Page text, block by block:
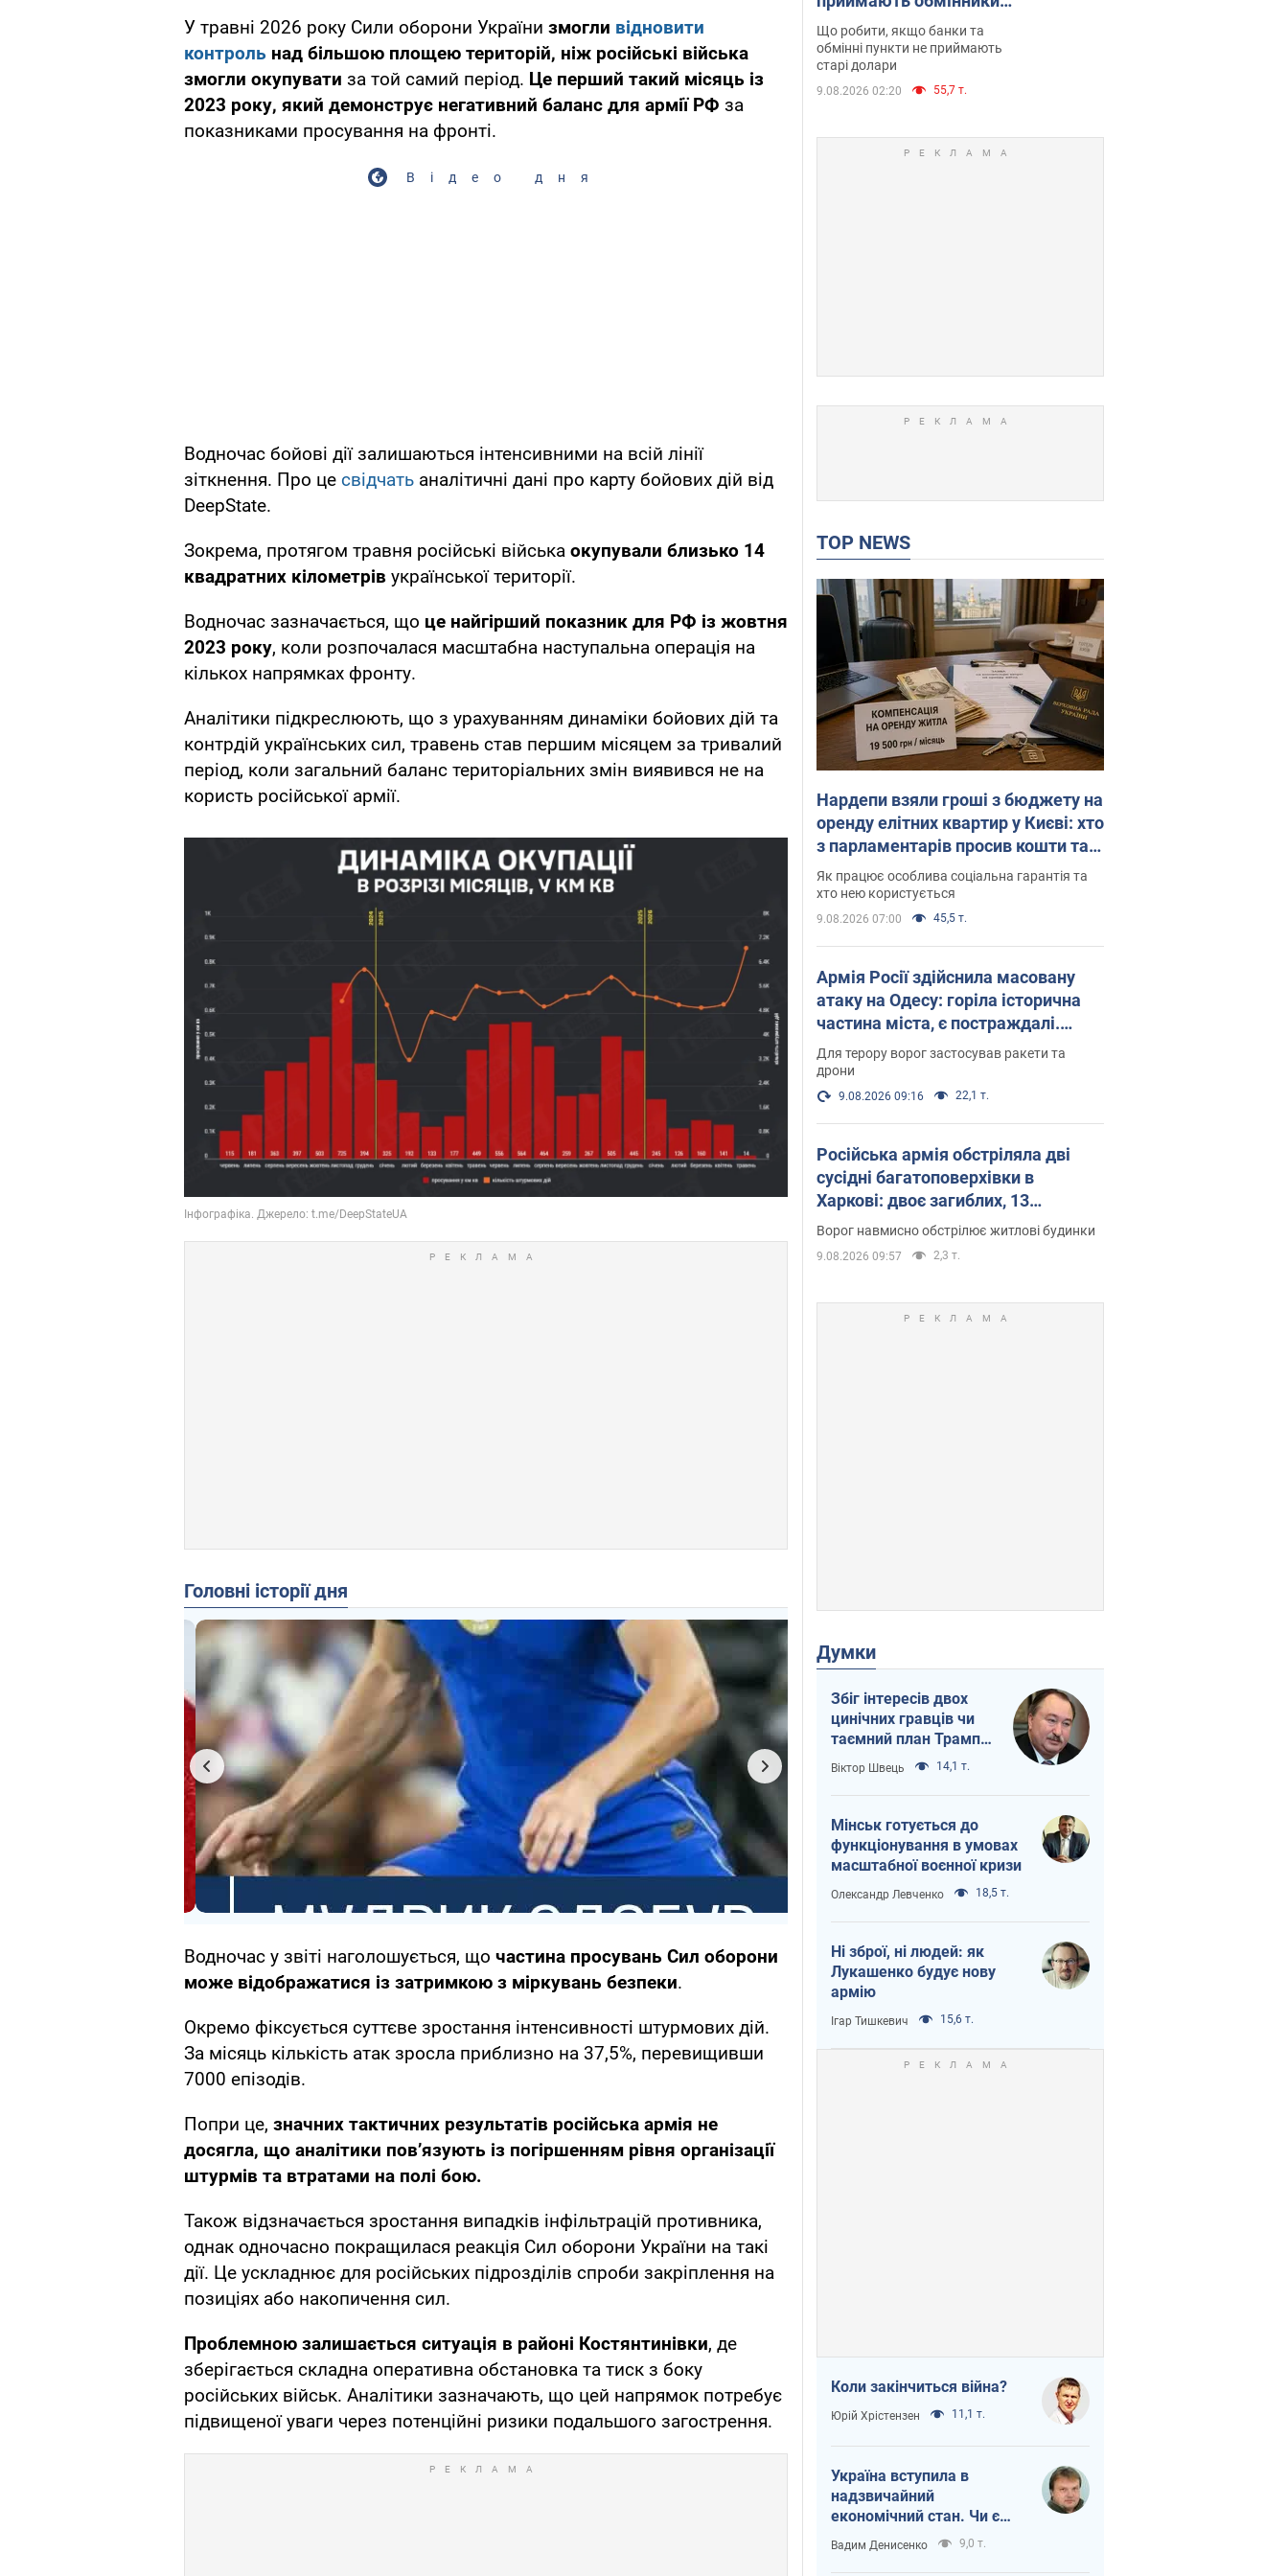
У травні 2026 року Сили оборони України змогли відновити
контроль над більшою площею територій, ніж російські війська
змогли окупувати за той самий період. Це перший такий місяць із
2023 року, який демонструє негативний баланс для армії РФ за
показниками просування на фронті.
Відео дня
Водночас бойові дії залишаються інтенсивними на всій лінії
зіткнення. Про це свідчать аналітичні дані про карту бойових дій від
DeepState.
Зокрема, протягом травня російські війська окупували близько 14
квадратних кілометрів української території.
Водночас зазначається, що це найгірший показник для РФ із жовтня
2023 року, коли розпочалася масштабна наступальна операція на
кількох напрямках фронту.
Аналітики підкреслюють, що з урахуванням динаміки бойових дій та
контрдій українських сил, травень став першим місяцем за тривалий
період, коли загальний баланс територіальних змін виявився не на
користь російської армії.
Головні історії дня
Водночас у звіті наголошується, що частина просувань Сил оборони
може відображатися із затримкою з міркувань безпеки.
Окремо фіксується суттєве зростання інтенсивності штурмових дій.
За місяць кількість атак зросла приблизно на 37,5%, перевищивши
7000 епізодів.
Попри це, значних тактичних результатів російська армія не
досягла, що аналітики пов’язують із погіршенням рівня організації
штурмів та втратами на полі бою.
Також відзначається зростання випадків інфільтрацій противника,
однак одночасно покращилася реакція Сил оборони України на такі
дії. Це ускладнює для російських підрозділів спроби закріплення на
позиціях або накопичення сил.
Проблемною залишається ситуація в районі Костянтинівки, де
зберігається складна оперативна обстановка та тиск з боку
російських військ. Аналітики зазначають, що цей напрямок потребує
підвищеної уваги через потенційні ризики подальшого загострення.
та банки такі купюри
Що робити, якщо банки та
обмінні пункти не приймають
старі долари
9.08.2026 02:20 55,7 т.
TOP NEWS
Нардепи взяли гроші з бюджету на
оренду елітних квартир у Києві: хто
з парламентарів просив кошти та
де поселився
Як працює особлива соціальна гарантія та
хто нею користується
9.08.2026 07:00 45,5 т.
Армія Росії здійснила масовану
атаку на Одесу: горіла історична
частина міста, є постраждалі.
Фото та відео
Для терору ворог застосував ракети та
дрони
9.08.2026 09:16 22,1 т.
Російська армія обстріляла дві
сусідні багатоповерхівки в
Харкові: двоє загиблих, 13
постраждалих
Ворог навмисно обстрілює житлові будинки
9.08.2026 09:57 2,3 т.
Думки
Збіг інтересів двох
цинічних гравців чи
таємний план Трампа
і Путіна?
Віктор Швець 14,1 т.
Мінськ готується до
функціонування в умовах
масштабної воєнної кризи
Олександр Левченко 18,5 т.
Ні зброї, ні людей: як
Лукашенко будує нову
армію
Ігар Тишкевич 15,6 т.
Коли закінчиться війна?
Юрій Хрістензен 11,1 т.
Україна вступила в
надзвичайний
економічний стан. Чи є
світло вкінці тунелю?
Вадим Денисенко 9,0 т.